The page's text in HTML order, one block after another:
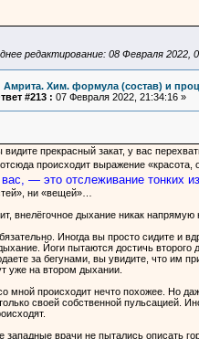
редактирование: 08 Февраля 2022,
Амрита. Хим. формула (состав) и
#213 : 07 Февраля 2022, 21:34:16 »
видите прекрасный закат, у вас
происходит выражение «красота,
вас, — это отслеживание тонких
ни «вещей»…
внелёгочное дыхание никак
Иногда вы просто сидите и
Йоги пытаются достичь
за бегунами, вы увидите, что им
уже на втором дыхании.
мной происходит нечто похожее. Но
своей собственной пульсацией.
западные врачи не пытались описать